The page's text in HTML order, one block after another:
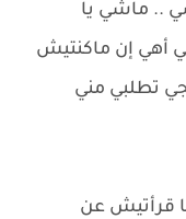
.. ماشي يا
أهي إن ماكنتيش
تطلبي مني
قرأتيش عن